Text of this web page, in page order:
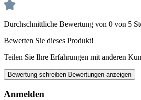
Durchschnittliche Bewertung von 0 von 5
Bewerten Sie dieses Produkt!
Teilen Sie Ihre Erfahrungen mit anderen
Bewertung schreiben Bewertungen anzeigen
Anmelden